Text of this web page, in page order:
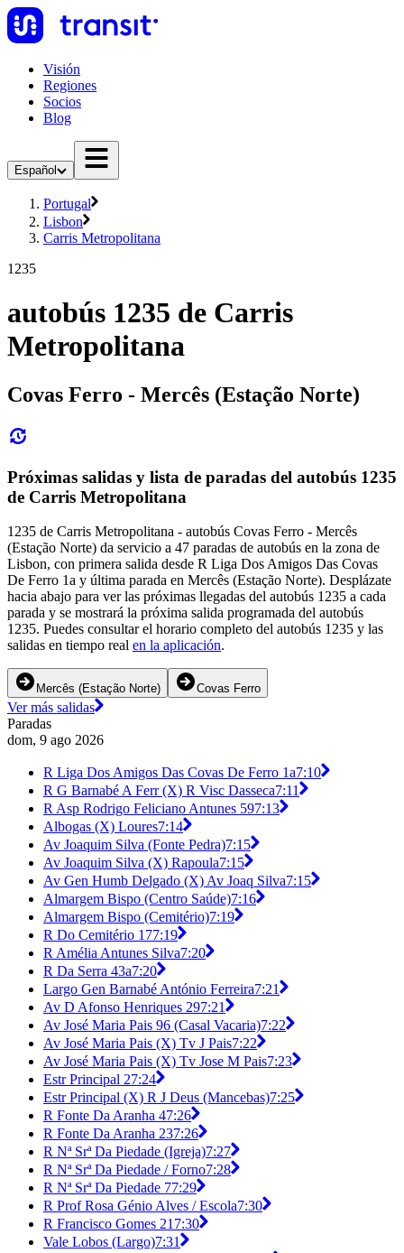
Visión
Regiones
Socios
Blog
Español
Portugal
Lisbon
Carris Metropolitana
1235
autobús 1235 de Carris
Metropolitana
Covas Ferro - Mercês (Estação Norte)
Próximas salidas y lista de paradas del autobús 1235
de Carris Metropolitana
1235 de Carris Metropolitana - autobús Covas Ferro - Mercês
(Estação Norte) da servicio a 47 paradas de autobús en la zona de
Lisbon, con primera salida desde R Liga Dos Amigos Das Covas
De Ferro 1a y última parada en Mercês (Estação Norte). Desplázate
hacia abajo para ver las próximas llegadas del autobús 1235 a cada
parada y se mostrará la próxima salida programada del autobús
1235. Puedes consultar el horario completo del autobús 1235 y las
salidas en tiempo real en la aplicación.
Mercês (Estação Norte) Covas Ferro
Ver más salidas
Paradas
dom, 9 ago 2026
R Liga Dos Amigos Das Covas De Ferro 1a7:10
R G Barnabé A Ferr (X) R Visc Dasseca7:11
R Asp Rodrigo Feliciano Antunes 597:13
Albogas (X) Loures7:14
Av Joaquim Silva (Fonte Pedra)7:15
Av Joaquim Silva (X) Rapoula7:15
Av Gen Humb Delgado (X) Av Joaq Silva7:15
Almargem Bispo (Centro Saúde)7:16
Almargem Bispo (Cemitério)7:19
R Do Cemitério 177:19
R Amélia Antunes Silva7:20
R Da Serra 43a7:20
Largo Gen Barnabé António Ferreira7:21
Av D Afonso Henriques 297:21
Av José Maria Pais 96 (Casal Vacaria)7:22
Av José Maria Pais (X) Tv J Pais7:22
Av José Maria Pais (X) Tv Jose M Pais7:23
Estr Principal 27:24
Estr Principal (X) R J Deus (Mancebas)7:25
R Fonte Da Aranha 47:26
R Fonte Da Aranha 237:26
R Nª Srª Da Piedade (Igreja)7:27
R Nª Srª Da Piedade / Forno7:28
R Nª Srª Da Piedade 77:29
R Prof Rosa Génio Alves / Escola7:30
R Francisco Gomes 21 7:30
Vale Lobos (Largo)7:31